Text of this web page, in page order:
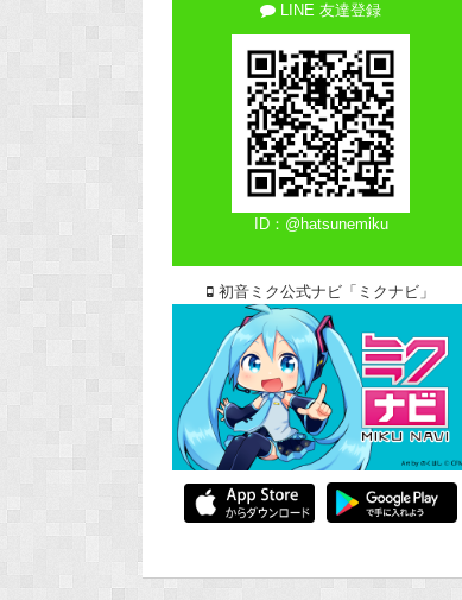
LINE 友達登録
ID：@hatsunemiku
初音ミク公式ナビ「ミクナビ」